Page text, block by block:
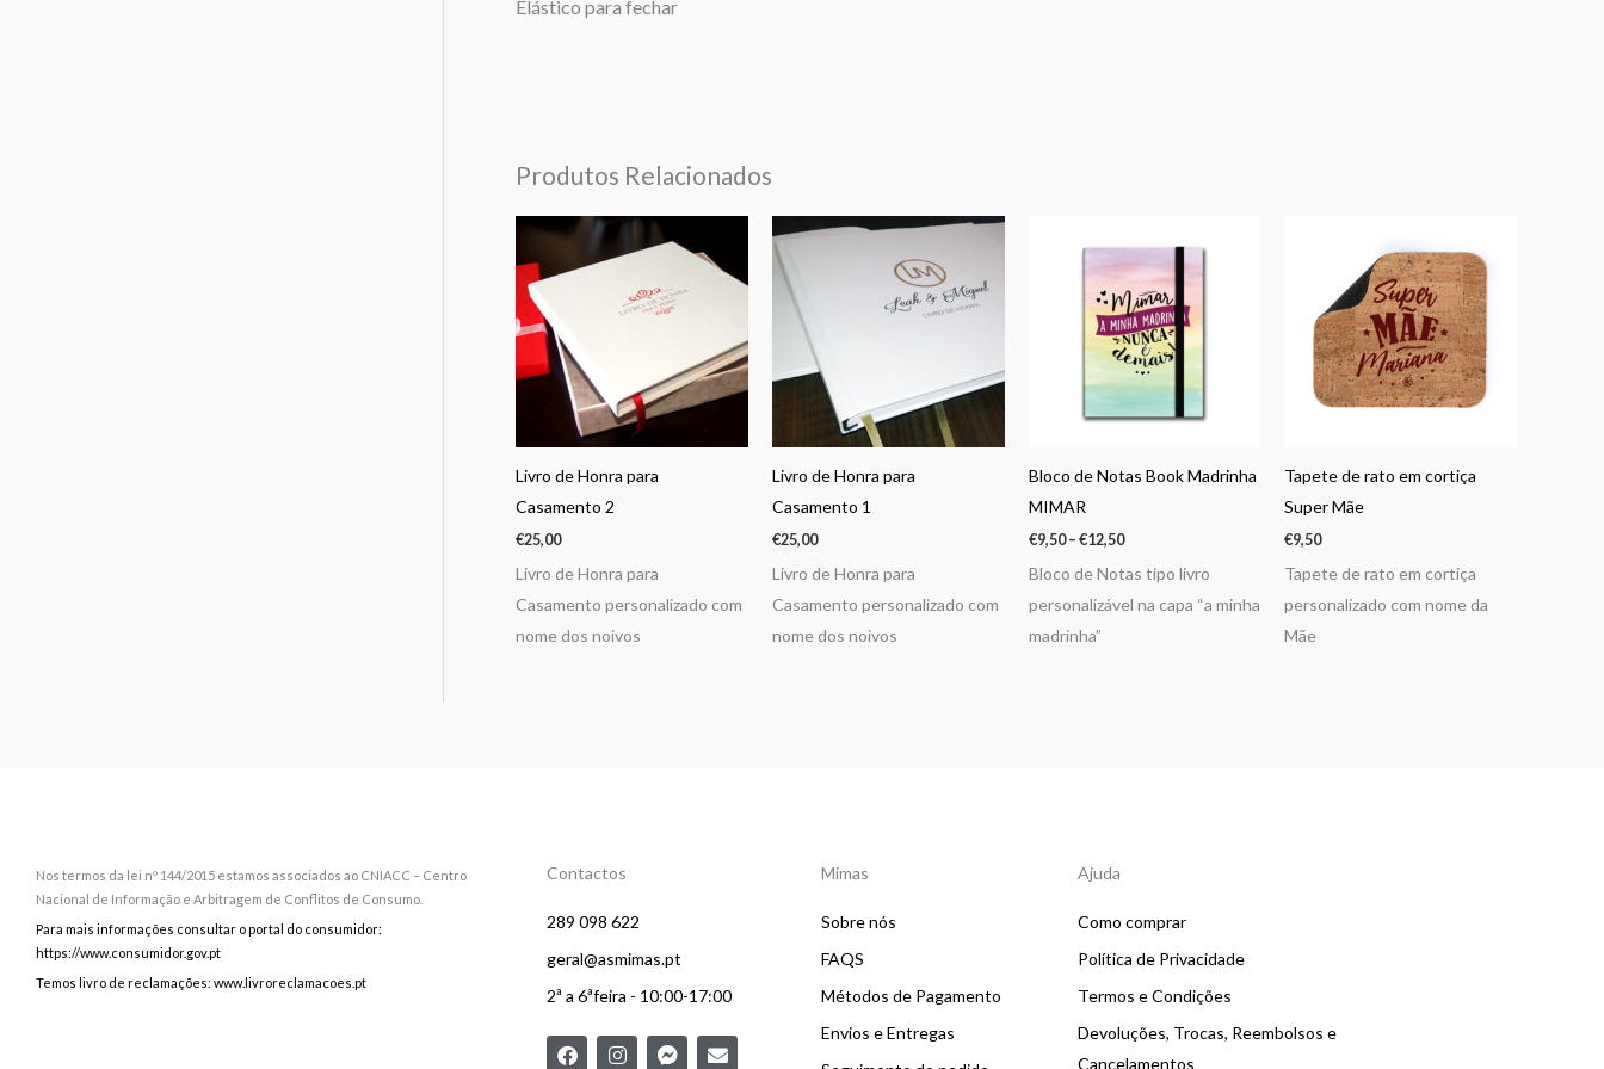
Elástico para fechar
Produtos Relacionados
Livro de Honra para
Casamento 2
€25,00
Livro de Honra para
Casamento personalizado com
nome dos noivos
Livro de Honra para
Casamento 1
€25,00
Livro de Honra para
Casamento personalizado com
nome dos noivos
Bloco de Notas Book Madrinha
MIMAR
€9,50 – €12,50
through
€12,50
Bloco de Notas tipo livro
personalizável na capa “a minha
madrinha”
Tapete de rato em cortiça
Super Mãe
€9,50
Tapete de rato em cortiça
personalizado com nome da
Mãe
Nos termos da lei nº 144/2015 estamos associados ao CNIACC – Centro
Nacional de Informação e Arbitragem de Conflitos de Consumo.
Para mais informações consultar o portal do consumidor:
https://www.consumidor.gov.pt
Temos livro de reclamações: www.livroreclamacoes.pt
Contactos
289 098 622
geral@asmimas.pt
2ª a 6ªfeira - 10:00-17:00
F
I
F
E
Mimas
Sobre nós
FAQS
Métodos de Pagamento
Envios e Entregas
Ajuda
Como comprar
Política de Privacidade
Termos e Condições
Devoluções, Trocas, Reembolsos e
Cancelamentos